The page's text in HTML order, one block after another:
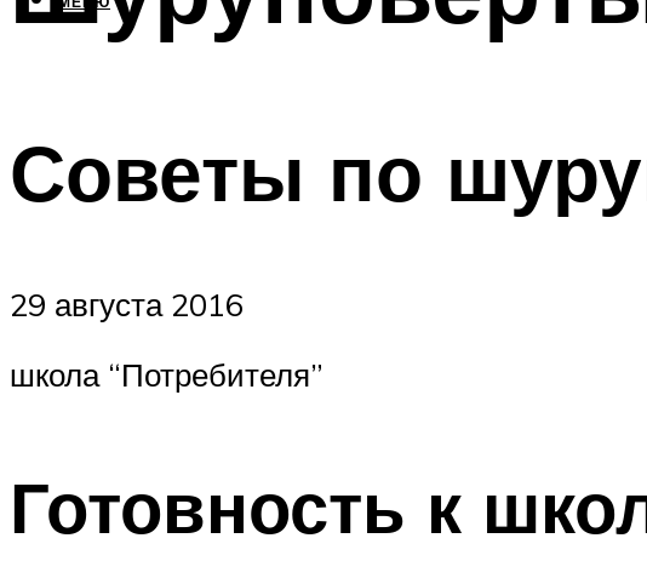
Советы по
29 августа 2016
школа “Потребителя”
Готовность к